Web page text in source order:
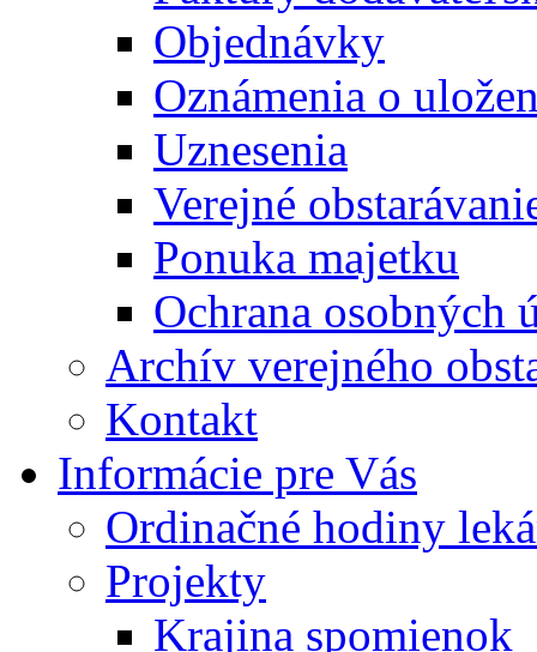
Objednávky
Oznámenia o
Uznesenia
Verejné
Ponuka majetku
Ochrana osobných
Archív verejného
Kontakt
Informácie pre Vás
Ordinačné hodiny
Projekty
Krajina spomienok